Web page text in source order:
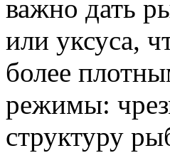
важно дать
или уксуса,
более
режимы:
структуру